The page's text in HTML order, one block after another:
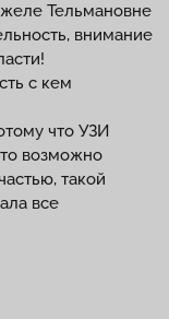
Тельмановне
внимание
с кем
что УЗИ
возможно
такой
все